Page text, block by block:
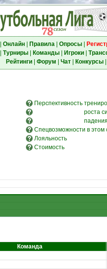
Онлайн| Правила| Опросы|
Турниры| Команды| Игроки|
Рейтинги| Форум Чат| Конкурсы|
Перспективность
роста
Спецвозможности в этом
Лояльность
Стоимость
Команда